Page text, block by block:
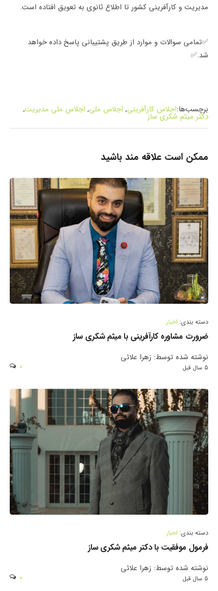
مدیریت و کارآفرینی کشور تا اطلاع ثانوی به تعویق افتاده است.
✅تمامی سوالات و موارد از طریق پشتیبانی پاسخ داده خواهد
شد.✅
برچسب‌ها:اجلاس کارآفرینی, اجلاس ملی, اجلاس ملی مدیریت,
دکتر میثم شکری ساز
ممکن است علاقه مند باشید
دسته بندی: اخبار
ضرورت مشاوره کارآفرینی با میثم شکری ساز
نوشته شده توسط: زهرا علائی
5 سال قبل 0
دسته بندی: اخبار
فرمول موفقیت با دکتر میثم شکری ساز
نوشته شده توسط: زهرا علائی
5 سال قبل 0